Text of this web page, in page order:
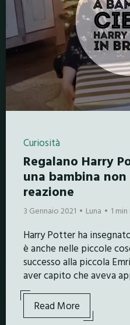
Curiosità
Regalano Harry
una bambina
reazione
3 Gennaio 2021 Luna 1
Harry Potter ha
è anche nelle piccole
successo alla piccola
aver capito che aveva
Read More